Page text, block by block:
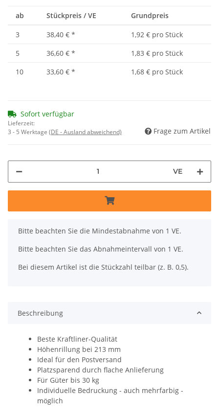
ab Stückpreis / VE Grundpreis
3 38,40 € *
1,92 € pro Stück
5
36,60 € *
1,83 € pro Stück
10
33,60 € * 1,68 € pro Stück
Sofort verfügbar
Lieferzeit:
3 - 5 Werktage (DE - Ausland abweichend) Frage zum Artikel
VE
x
Bitte beachten Sie die Mindestabnahme von 1 VE.
Bitte beachten Sie das Abnahmeintervall von 1 VE.
Bei diesem Artikel ist die Stückzahl teilbar (z. B. 0,5).
Beschreibung
Beste Kraftliner-Qualität
Höhenrillung bei 213 mm
Ideal für den Postversand
Platzsparend durch flache Anlieferung
Für Güter bis 30 kg
Individuelle Bedruckung - auch mehrfarbig -
möglich